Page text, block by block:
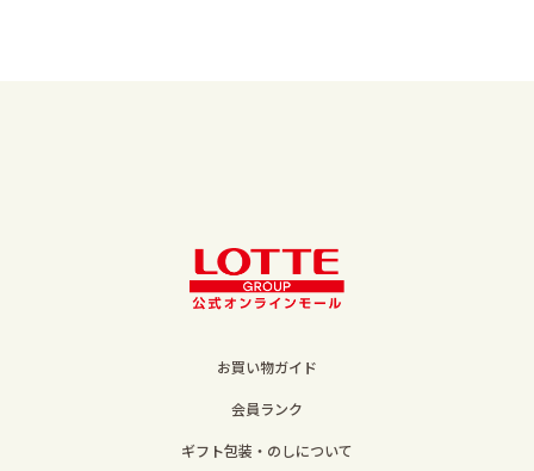
お買い物ガイド
会員ランク
ギフト包装・のしについて